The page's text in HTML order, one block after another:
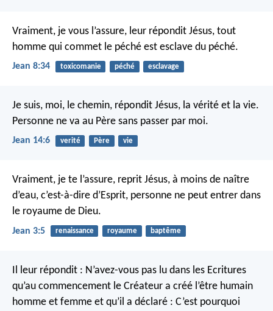
Vraiment, je vous l’assure, leur répondit Jésus, tout
homme qui commet le péché est esclave du péché.
Jean 8:34 toxicomanie péché esclavage
Je suis, moi, le chemin, répondit Jésus, la vérité et la vie.
Personne ne va au Père sans passer par moi.
Jean 14:6 verité Père vie
Vraiment, je te l’assure, reprit Jésus, à moins de naître
d’eau, c’est-à-dire d’Esprit, personne ne peut entrer dans
le royaume de Dieu.
Jean 3:5 renaissance royaume baptême
Il leur répondit : N’avez-vous pas lu dans les Ecritures
qu’au commencement le Créateur a créé l’être humain
homme et femme et qu’il a déclaré : C’est pourquoi